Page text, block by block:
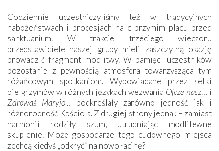
Codziennie uczestniczyliśmy też w tradycyjnych
nabożeństwach i procesjach na olbrzymim placu przed
sanktuarium. W trakcie trzeciego wieczoru
przedstawiciele naszej grupy mieli zaszczytną okazję
prowadzić fragment modlitwy. W pamięci uczestników
pozostanie z pewnością atmosfera towarzysząca tym
różańcowym spotkaniom. Wypowiadane przez setki
pielgrzymów w różnych językach wezwania Ojcze nasz… i
Zdrowaś Maryjo… podkreślały zarówno jedność jak i
różnorodność Kościoła. Z drugiej strony jednak – zamiast
harmonii rodziły szum, utrudniając modlitewne
skupienie. Może gospodarze tego cudownego miejsca
zechcą kiedyś „odkryć” na nowo łacinę?